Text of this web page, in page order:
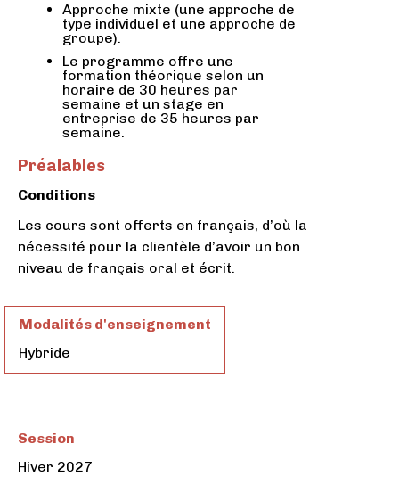
Approche mixte (une approche de
type individuel et une approche de
groupe).
Le programme offre une
formation théorique selon un
horaire de 30 heures par
semaine et un stage en
entreprise de 35 heures par
semaine.
Préalables
Conditions
Les cours sont offerts en français, d’où la
nécessité pour la clientèle d’avoir un bon
niveau de français oral et écrit.
Modalités d'enseignement
Hybride
Session
Hiver 2027